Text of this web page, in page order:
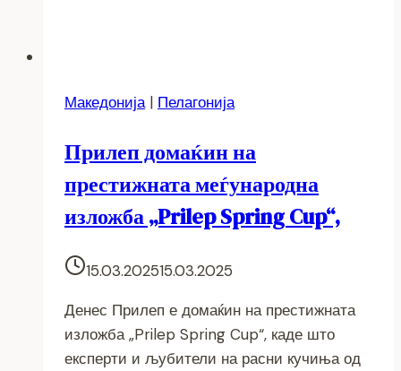
Македонија| Пелагонија
Прилеп домаќин на
престижната меѓународна
изложба „Prilep Spring Cup“,
15.03.202515.03.2025
Денес Прилеп е домаќин на престижната
изложба „Prilep Spring Cup“, каде што
експерти и љубители на расни кучиња од